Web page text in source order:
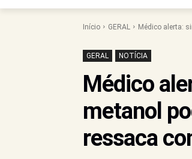
Início GERAL Médico alerta:
GERAL NOTÍCIA
Médico
metanol
ressaca